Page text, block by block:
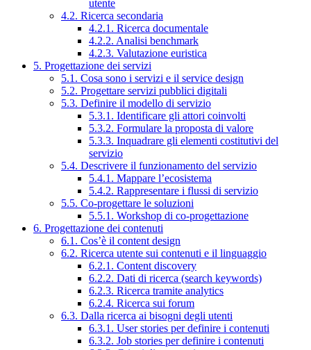
utente
4.2. Ricerca secondaria
4.2.1. Ricerca documentale
4.2.2. Analisi benchmark
4.2.3. Valutazione euristica
5. Progettazione dei servizi
5.1. Cosa sono i servizi e il service design
5.2. Progettare servizi pubblici digitali
5.3. Definire il modello di servizio
5.3.1. Identificare gli attori coinvolti
5.3.2. Formulare la proposta di valore
5.3.3. Inquadrare gli elementi costitutivi del
servizio
5.4. Descrivere il funzionamento del servizio
5.4.1. Mappare l’ecosistema
5.4.2. Rappresentare i flussi di servizio
5.5. Co-progettare le soluzioni
5.5.1. Workshop di co-progettazione
6. Progettazione dei contenuti
6.1. Cos’è il content design
6.2. Ricerca utente sui contenuti e il linguaggio
6.2.1. Content discovery
6.2.2. Dati di ricerca (search keywords)
6.2.3. Ricerca tramite analytics
6.2.4. Ricerca sui forum
6.3. Dalla ricerca ai bisogni degli utenti
6.3.1. User stories per definire i contenuti
6.3.2. Job stories per definire i contenuti